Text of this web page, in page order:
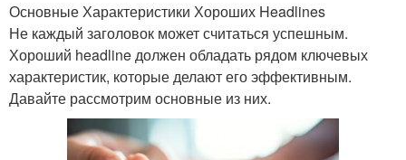
Основные Характеристики Хороших Headlines
Не каждый заголовок может считаться успешным.
Хороший headline должен обладать рядом ключевых
характеристик, которые делают его эффективным.
Давайте рассмотрим основные из них.